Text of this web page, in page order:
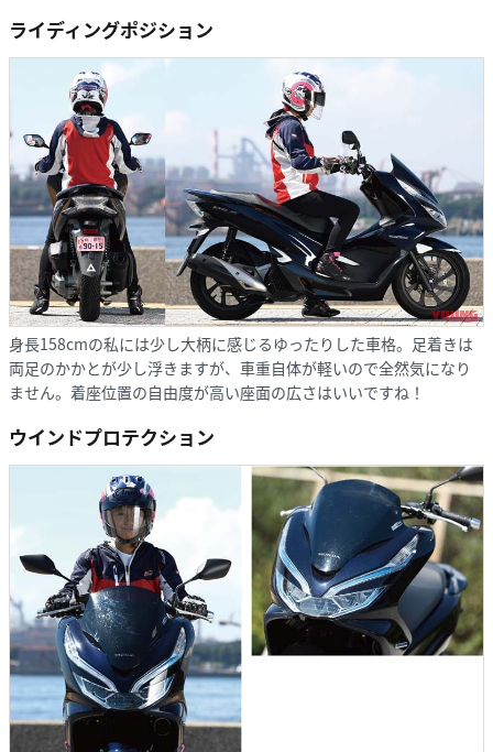
ライディングポジション
身長158cmの私には少し大柄に感じるゆったりした車格。足着きは
両足のかかとが少し浮きますが、車重自体が軽いので全然気になり
ません。着座位置の自由度が高い座面の広さはいいですね！
ウインドプロテクション